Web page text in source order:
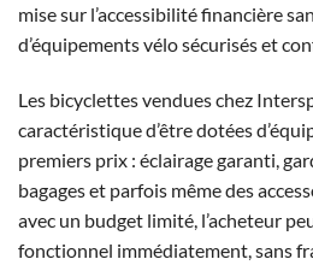
mise sur l’accessibilité financière
d’équipements vélo sécurisés et
Les bicyclettes vendues chez
caractéristique d’être dotées
premiers prix : éclairage garanti,
bagages et parfois même des
avec un budget limité, l’acheteur
fonctionnel immédiatement, sans